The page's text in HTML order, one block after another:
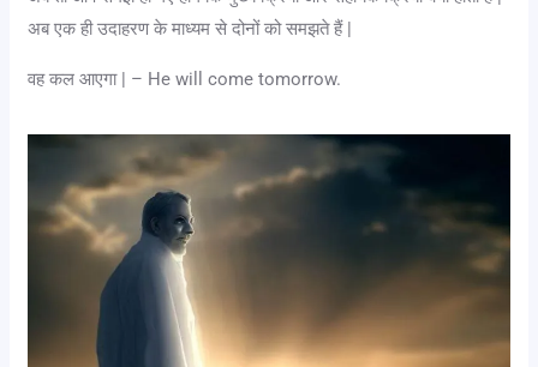
अब एक ही उदाहरण के माध्यम से दोनों को समझते हैं |
वह कल आएगा | – He will come tomorrow.